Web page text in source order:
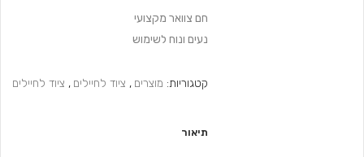
חם צוואר מקצועי
נעים ונוח לשימוש
קטגוריות: מוצרים , ציוד לחיילים , ציוד לחיילים
תיאור